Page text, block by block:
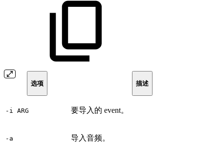
选项 描述
-i ARG 要导入的 event。
-a 导入音频。